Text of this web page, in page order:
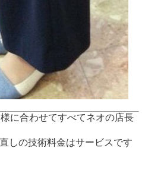
に合わせてすべてネオの店長
しの技術料金はサービスです